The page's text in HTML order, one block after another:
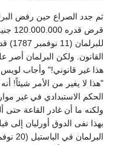
ثم جدد الصراع حين رفض
قرض
القانون. ولكن البرلمان أصر
هذا غير قانوني!" وأجاب
"هذا لا يغير من الأمر شيئاً!
الحكم الاستبدادي في غير
ولكنه ما أن غادر القاعة
بهذا نفى الدوق أورليان إلى